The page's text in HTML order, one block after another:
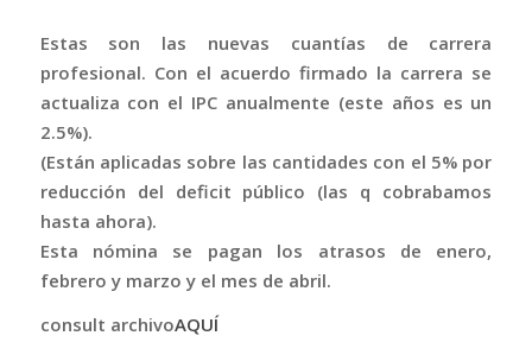
Estas son las nuevas cuantías de carrera
profesional. Con el acuerdo firmado la carrera se
actualiza con el IPC anualmente (este años es un
2.5%).
(Están aplicadas sobre las cantidades con el 5% por
reducción del deficit público (las q cobrabamos
hasta ahora).
Esta nómina se pagan los atrasos de enero,
febrero y marzo y el mes de abril.
consult archivoAQUÍ